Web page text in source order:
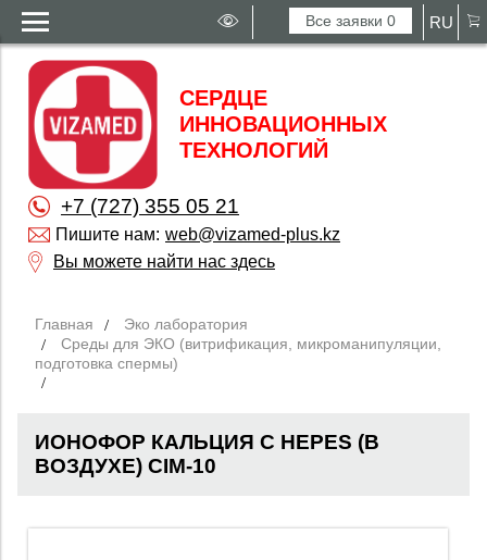
Все заявки0 RU
СЕРДЦЕ
ИННОВАЦИОННЫХ
ТЕХНОЛОГИЙ
+7 (727) 355 05 21
Пишите нам: web@vizamed-plus.kz
Вы можете найти нас здесь
Главная
Эко лаборатория
Среды для ЭКО (витрификация, микроманипуляции,
подготовка спермы)
ИОНОФОР КАЛЬЦИЯ С HEPES (В
ВОЗДУХЕ) CIM-10